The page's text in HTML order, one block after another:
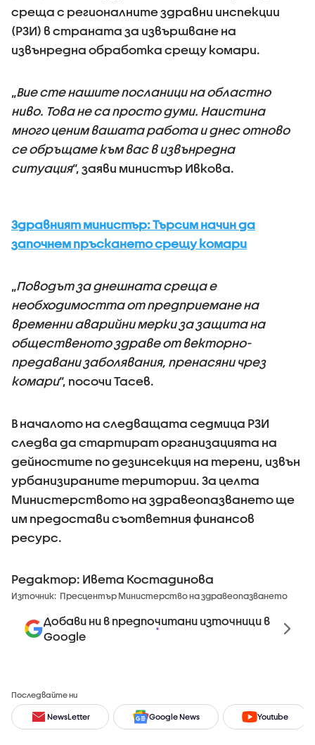
среща с регионалните здравни инспекции
(РЗИ) в страната за извършване на
извънредна обработка срещу комари.
„Вие сте нашите посланици на областно
ниво. Това не са просто думи. Наистина
много ценим вашата работа и днес отново
се обръщаме към вас в извънредна
ситуация“, заяви министър Ивкова.
Здравният министър: Търсим начин да
започнем пръскането срещу комари
„Поводът за днешната среща е
необходимостта от предприемане на
временни аварийни мерки за защита на
общественото здраве от векторно-
предавани заболявания, пренасяни чрез
комари“, посочи Тасев.
В началото на следващата седмица РЗИ
следва да стартират организацията на
дейностите по дезинсекция на терени, извън
урбанизираните територии. За целта
Министерството на здравеопазването ще
им предостави съответния финансов
ресурс.
Редактор: Ивета Костадинова
Източник: Пресцентър Министерство на здравеопазването
Добави ни в предпочитани източници в
Google
Последвайте ни
NewsLetter Google News Youtube